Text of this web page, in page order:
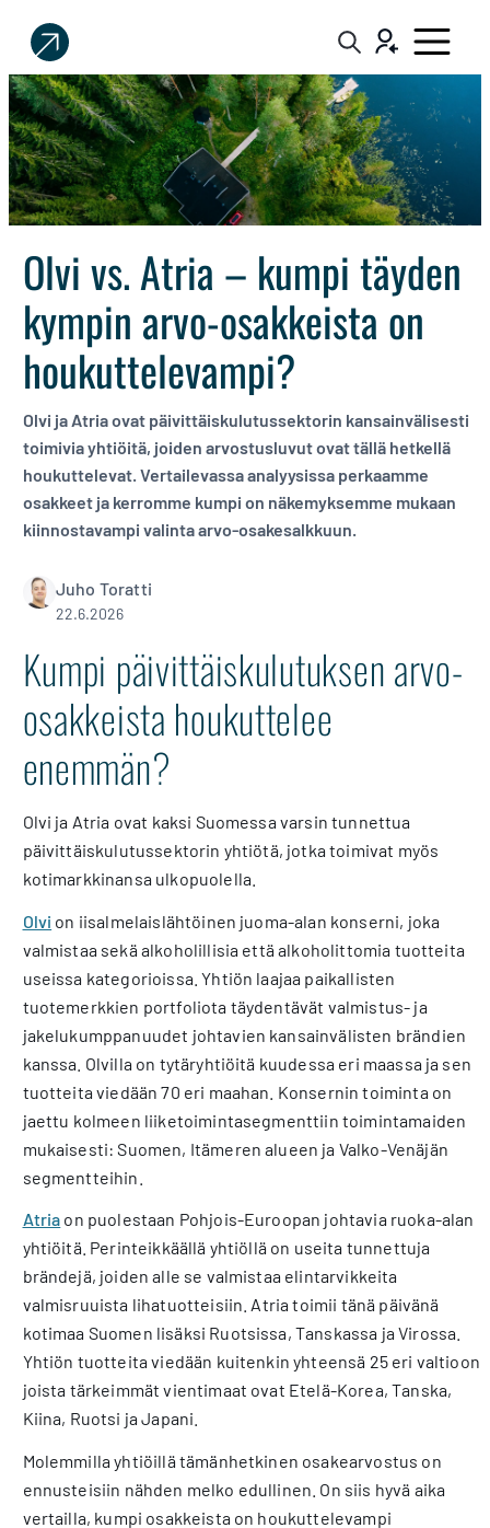
Sijoittaja.fi
Tee
parempia
sijoituspäätöksiä
Olvi vs. Atria – kumpi täyden
kympin arvo-osakkeista on
houkuttelevampi?
Olvi ja Atria ovat päivittäiskulutussektorin kansainvälisesti
toimivia yhtiöitä, joiden arvostusluvut ovat tällä hetkellä
houkuttelevat. Vertailevassa analyysissa perkaamme
osakkeet ja kerromme kumpi on näkemyksemme mukaan
kiinnostavampi valinta arvo-osakesalkkuun.
Juho Toratti
22.6.2026
Kumpi päivittäiskulutuksen arvo-
osakkeista houkuttelee
enemmän?
Olvi ja Atria ovat kaksi Suomessa varsin tunnettua
päivittäiskulutussektorin yhtiötä, jotka toimivat myös
kotimarkkinansa ulkopuolella.
Olvi on iisalmelaislähtöinen juoma-alan konserni, joka
valmistaa sekä alkoholillisia että alkoholittomia tuotteita
useissa kategorioissa. Yhtiön laajaa paikallisten
tuotemerkkien portfoliota täydentävät valmistus- ja
jakelukumppanuudet johtavien kansainvälisten brändien
kanssa. Olvilla on tytäryhtiöitä kuudessa eri maassa ja sen
tuotteita viedään 70 eri maahan. Konsernin toiminta on
jaettu kolmeen liiketoimintasegmenttiin toimintamaiden
mukaisesti: Suomen, Itämeren alueen ja Valko-Venäjän
segmentteihin.
Atria on puolestaan Pohjois-Euroopan johtavia ruoka-alan
yhtiöitä. Perinteikkäällä yhtiöllä on useita tunnettuja
brändejä, joiden alle se valmistaa elintarvikkeita
valmisruuista lihatuotteisiin. Atria toimii tänä päivänä
kotimaa Suomen lisäksi Ruotsissa, Tanskassa ja Virossa.
Yhtiön tuotteita viedään kuitenkin yhteensä 25 eri valtioon,
joista tärkeimmät vientimaat ovat Etelä-Korea, Tanska,
Kiina, Ruotsi ja Japani.
Molemmilla yhtiöillä tämänhetkinen osakearvostus on
ennusteisiin nähden melko edullinen. On siis hyvä aika
vertailla, kumpi osakkeista on houkuttelevampi